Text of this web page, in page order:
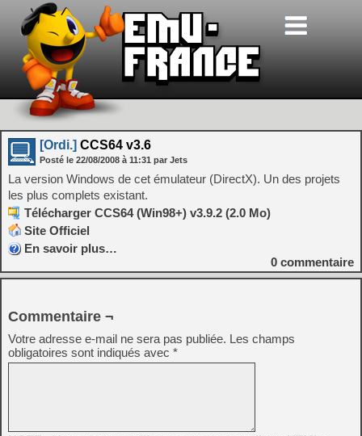
[Ordi.] CCS64 v3.6
Posté le 22/08/2008 à 11:31 par Jets
La version Windows de cet émulateur (DirectX). Un des projets
les plus complets existant.
Télécharger CCS64 (Win98+) v3.9.2 (2.0 Mo)
Site Officiel
En savoir plus…
0 commentaire
Commentaire ¬
Votre adresse e-mail ne sera pas publiée. Les champs
obligatoires sont indiqués avec *